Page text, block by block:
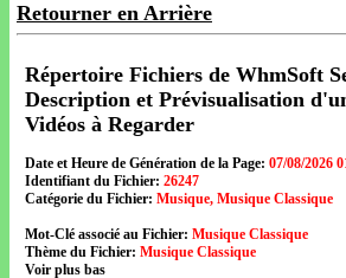
Retourner en Arrière
Répertoire Fichiers de WhmSoft
Description et Prévisualisation
Vidéos à Regarder
Date et Heure de Génération de la Page: 07/08/2026
Identifiant du Fichier: 26247
Catégorie du Fichier: Musique, Musique Classique
Mot-Clé associé au Fichier: Musique Classique
Thème du Fichier: Musique Classique
Voir plus bas